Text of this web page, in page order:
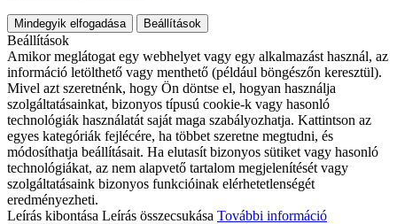
Mindegyik elfogadása Beállítások
Beállítások
Amikor meglátogat egy webhelyet vagy egy alkalmazást használ, az
információ letölthető vagy menthető (például böngészőn keresztül).
Mivel azt szeretnénk, hogy Ön döntse el, hogyan használja
szolgáltatásainkat, bizonyos típusú cookie-k vagy hasonló
technológiák használatát saját maga szabályozhatja. Kattintson az
egyes kategóriák fejlécére, ha többet szeretne megtudni, és
módosíthatja beállításait. Ha elutasít bizonyos sütiket vagy hasonló
technológiákat, az nem alapvető tartalom megjelenítését vagy
szolgáltatásaink bizonyos funkcióinak elérhetetlenségét
eredményezheti.
Leírás kibontása Leírás összecsukása További információ